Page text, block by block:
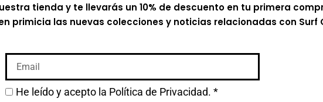
tienda y te llevarás un 10% de descuento en tu primera
primicia las nuevas colecciones y noticias relacionadas con Surf
He leído y acepto la Política de Privacidad. *